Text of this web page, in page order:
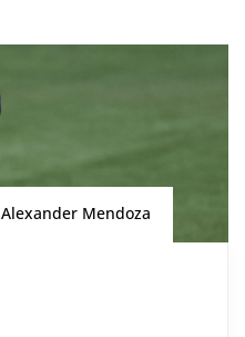
Alexander Mendoza